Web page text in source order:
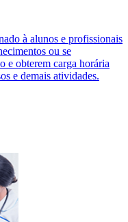
à alunos e profissionais
ou se
e obterem carga horária
e demais atividades.